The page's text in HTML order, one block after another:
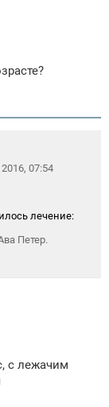
07:54
лечение:
Петер.
с лежачим